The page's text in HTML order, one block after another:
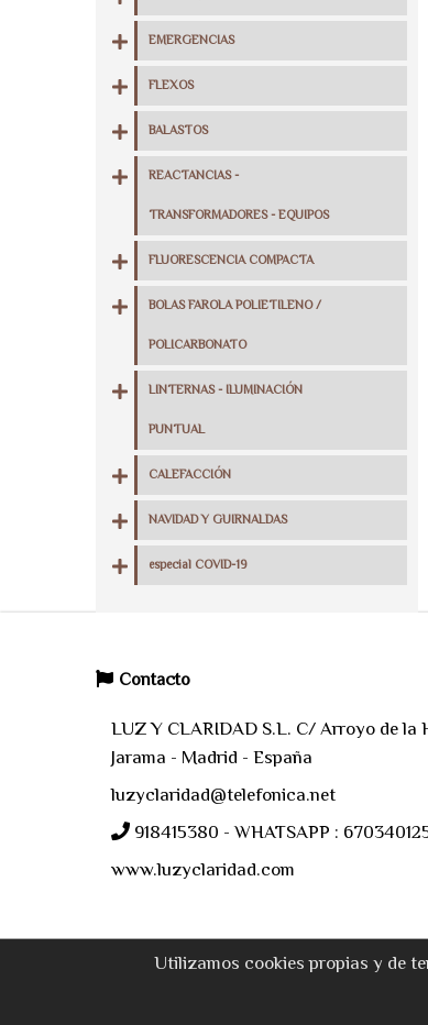
EMERGENCIAS
FLEXOS
BALASTOS
REACTANCIAS -
TRANSFORMADORES - EQUIPOS
FLUORESCENCIA COMPACTA
BOLAS FAROLA POLIETILENO /
POLICARBONATO
LINTERNAS - ILUMINACIÓN
PUNTUAL
CALEFACCIÓN
NAVIDAD Y GUIRNALDAS
especial COVID-19
Contacto
LUZ Y CLARIDAD S.L. C/ Arroyo de la
Jarama - Madrid - España
luzyclaridad@telefonica.net
918415380 - WHATSAPP :
www.luzyclaridad.com
Utilizamos cookies propias y de